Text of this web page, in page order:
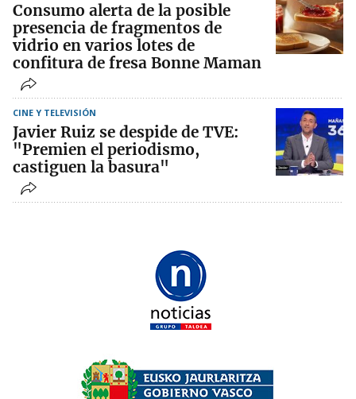
Consumo alerta de la posible
presencia de fragmentos de
vidrio en varios lotes de
confitura de fresa Bonne Maman
CINE Y TELEVISIÓN
Javier Ruiz se despide de TVE:
"Premien el periodismo,
castiguen la basura"